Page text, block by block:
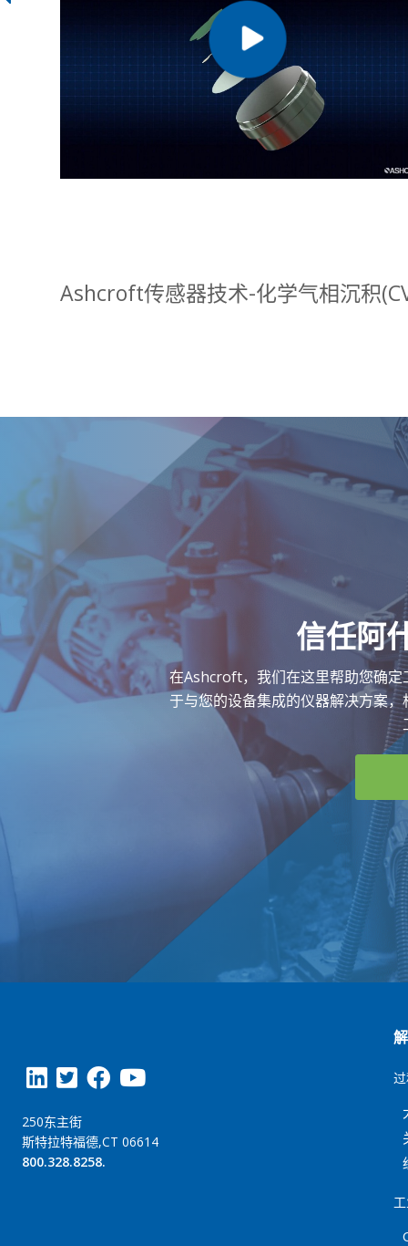
Ashcroft传感器技术-化学气相沉积
信任阿
在Ashcroft，我们在这里帮助您确
于与您的设备集成的仪器解决方案
250东主街
斯特拉特福德,CT 06614
800.328.8258.